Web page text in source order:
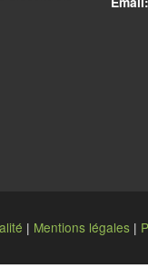
| Mentions légales|